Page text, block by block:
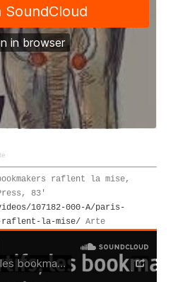
raflent la mise,
83′
107182-000-A/paris-
raflent-la-mise/ Arte